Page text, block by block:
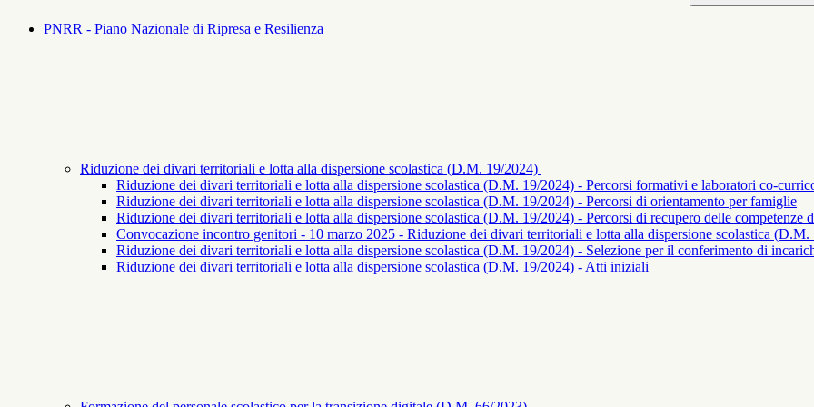
PNRR - Piano Nazionale di Ripresa e Resilienza
Riduzione dei divari territoriali e lotta alla dispersione scolastica (D.M. 19/2024)
Riduzione dei divari territoriali e lotta alla dispersione scolastica (D.M. 19/2024) - Percorsi formativi e laboratori co-
Riduzione dei divari territoriali e lotta alla dispersione scolastica (D.M. 19/2024) - Percorsi di orientamento per famiglie
Riduzione dei divari territoriali e lotta alla dispersione scolastica (D.M. 19/2024) - Percorsi di recupero delle competenze
Convocazione incontro genitori - 10 marzo 2025 - Riduzione dei divari territoriali e lotta alla dispersione scolastica (D.M.
Riduzione dei divari territoriali e lotta alla dispersione scolastica (D.M. 19/2024) - Selezione per il conferimento di
Riduzione dei divari territoriali e lotta alla dispersione scolastica (D.M. 19/2024) - Atti iniziali